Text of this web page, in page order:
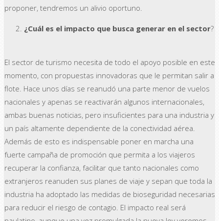
proponer, tendremos un alivio oportuno.
¿Cuál es el impacto que busca generar en el sector?
El sector de turismo necesita de todo el apoyo posible en este
momento, con propuestas innovadoras que le permitan salir a
flote. Hace unos días se reanudó una parte menor de vuelos
nacionales y apenas se reactivarán algunos internacionales,
ambas buenas noticias, pero insuficientes para una industria y
un país altamente dependiente de la conectividad aérea.
Además de esto es indispensable poner en marcha una
fuerte campaña de promoción que permita a los viajeros
recuperar la confianza, facilitar que tanto nacionales como
extranjeros reanuden sus planes de viaje y sepan que toda la
industria ha adoptado las medidas de bioseguridad necesarias
para reducir el riesgo de contagio. El impacto real será